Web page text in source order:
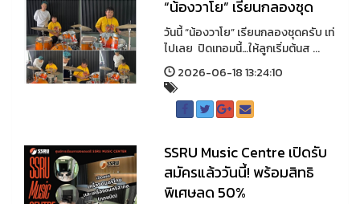
“น้องวาโย” เรียนกลองชุด
วันนี้ “น้องวาโย” เรียนกลองชุดครับ เท่
ไปเลย ปิดเทอมนี้…ให้ลูกเริ่มต้นส ...
2026-06-18 13:24:10
SSRU Music Centre เปิดรับ
สมัครแล้ววันนี้! พร้อมสิทธิ
พิเศษลด 50%